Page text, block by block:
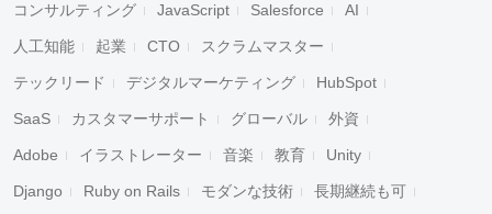
コンサルティング JavaScript Salesforce AI
人工知能 起業 CTO スクラムマスター
テックリード デジタルマーケティング HubSpot
SaaS カスタマーサポート グローバル 外資
Adobe イラストレーター 音楽 教育 Unity
Django Ruby on Rails モダンな技術 長期継続も可